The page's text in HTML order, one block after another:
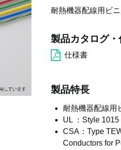
耐熱機器配線用ビ
製品カタログ・
仕様書
製品特長
耐熱機器配線用
UL ：Style
CSA：Type
Conductors for